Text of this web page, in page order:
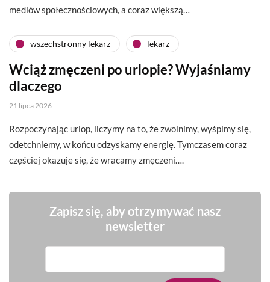
mediów społecznościowych, a coraz większą…
wszechstronny lekarz lekarz
Wciąż zmęczeni po urlopie? Wyjaśniamy
dlaczego
21 lipca 2026
Rozpoczynając urlop, liczymy na to, że zwolnimy, wyśpimy się,
odetchniemy, w końcu odzyskamy energię. Tymczasem coraz
częściej okazuje się, że wracamy zmęczeni….
Zapisz się, aby otrzymywać nasz
newsletter